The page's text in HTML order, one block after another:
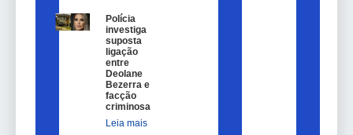
Polícia
investiga
suposta
ligação
entre
Deolane
Bezerra e
facção
criminosa
Leia mais